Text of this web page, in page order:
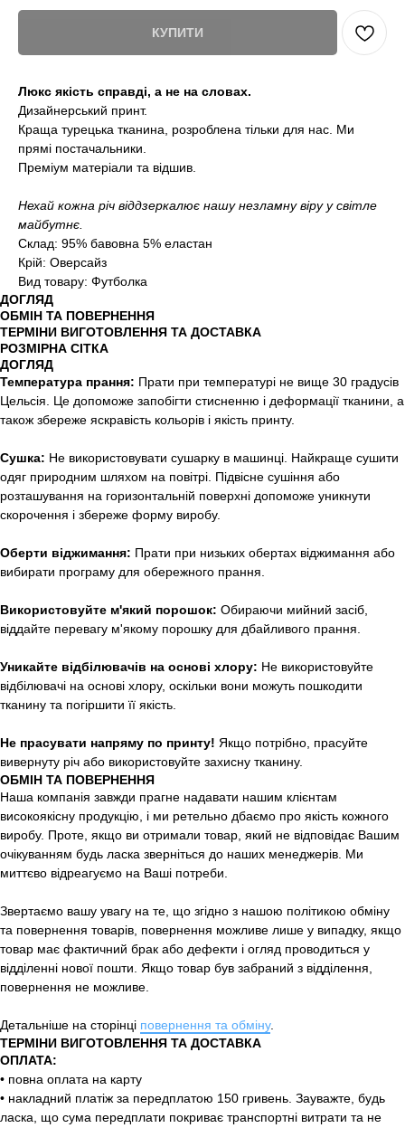
КУПИТИ
Люкс якість справді, а не на словах.
Дизайнерський принт.
Краща турецька тканина, розроблена тільки для нас. Ми
прямі постачальники.
Преміум матеріали та відшив.
Нехай кожна річ віддзеркалює нашу незламну віру у світле
майбутнє.
Склад: 95% бавовна 5% еластан
Крій: Оверсайз
Вид товару: Футболка
ДОГЛЯД
ОБМІН ТА ПОВЕРНЕННЯ
ТЕРМІНИ ВИГОТОВЛЕННЯ ТА ДОСТАВКА
РОЗМІРНА СІТКА
ДОГЛЯД
Температура прання: Прати при температурі не вище 30 градусів
Цельсія. Це допоможе запобігти стисненню і деформації тканини, а
також збереже яскравість кольорів і якість принту.
Сушка: Не використовувати сушарку в машинці. Найкраще сушити
одяг природним шляхом на повітрі. Підвісне сушіння або
розташування на горизонтальній поверхні допоможе уникнути
скорочення і збереже форму виробу.
Оберти віджимання: Прати при низьких обертах віджимання або
вибирати програму для обережного прання.
Використовуйте м'який порошок: Обираючи мийний засіб,
віддайте перевагу м'якому порошку для дбайливого прання.
Уникайте відбілювачів на основі хлору: Не використовуйте
відбілювачі на основі хлору, оскільки вони можуть пошкодити
тканину та погіршити її якість.
Не прасувати напряму по принту! Якщо потрібно, прасуйте
вивернуту річ або використовуйте захисну тканину.
ОБМІН ТА ПОВЕРНЕННЯ
Наша компанія завжди прагне надавати нашим клієнтам
високоякісну продукцію, і ми ретельно дбаємо про якість кожного
виробу. Проте, якщо ви отримали товар, який не відповідає Вашим
очікуванням будь ласка зверніться до наших менеджерів. Ми
миттєво відреагуємо на Ваші потреби.
Звертаємо вашу увагу на те, що згідно з нашою політикою обміну
та повернення товарів, повернення можливе лише у випадку, якщо
товар має фактичний брак або дефекти і огляд проводиться у
відділенні нової пошти. Якщо товар був забраний з відділення,
повернення не можливе.
Детальніше на сторінці повернення та обміну.
ТЕРМІНИ ВИГОТОВЛЕННЯ ТА ДОСТАВКА
ОПЛАТА:
• повна оплата на карту
• накладний платіж за передплатою 150 гривень. Зауважте, будь
ласка, що сума передплати покриває транспортні витрати та не